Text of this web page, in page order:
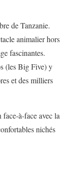
de Tanzanie.
animalier hors
fascinantes.
(les Big Five) y
et des milliers
à-face avec la
nichés